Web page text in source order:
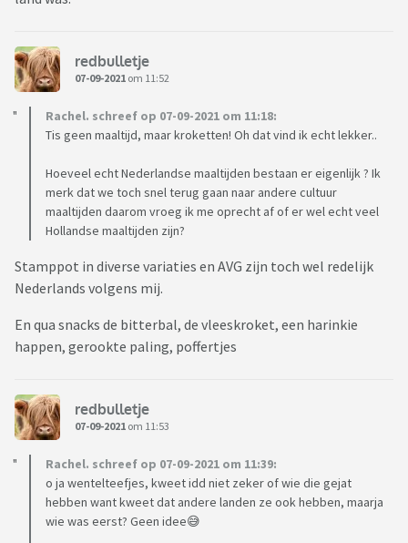
redbulletje
07-09-2021 om 11:52
Rachel. schreef op 07-09-2021 om 11:18:
Tis geen maaltijd, maar kroketten! Oh dat vind ik echt lekker..
Hoeveel echt Nederlandse maaltijden bestaan er eigenlijk ? Ik
merk dat we toch snel terug gaan naar andere cultuur
maaltijden daarom vroeg ik me oprecht af of er wel echt veel
Hollandse maaltijden zijn?
Stamppot in diverse variaties en AVG zijn toch wel redelijk
Nederlands volgens mij.
En qua snacks de bitterbal, de vleeskroket, een harinkie
happen, gerookte paling, poffertjes
redbulletje
07-09-2021 om 11:53
Rachel. schreef op 07-09-2021 om 11:39:
o ja wentelteefjes, kweet idd niet zeker of wie die gejat
hebben want kweet dat andere landen ze ook hebben, maarja
wie was eerst? Geen idee😅